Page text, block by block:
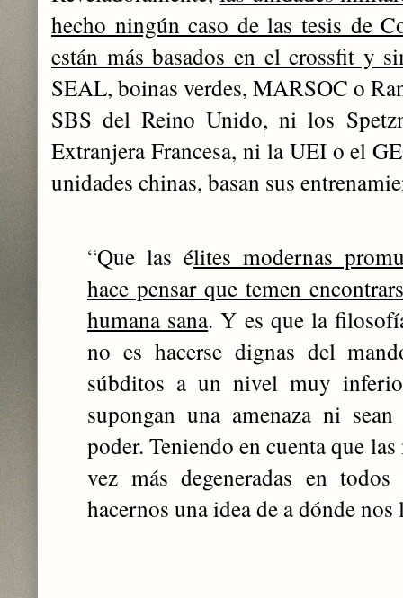
hecho ningún caso de las tesis de
están más basados en el crossfit y
SEAL, boinas verdes, MARSOC o
SBS del Reino Unido, ni los
Extranjera Francesa, ni la UEI o el
unidades chinas, basan sus
“Que las élites modernas
hace pensar que temen
humana sana. Y es que la
no es hacerse dignas del
súbditos a un nivel muy
supongan una amenaza ni
poder. Teniendo en cuenta que
vez más degeneradas en
hacernos una idea de a dónde nos